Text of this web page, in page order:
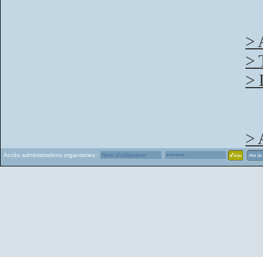
>
>
>
>
Accès administrations organismes :